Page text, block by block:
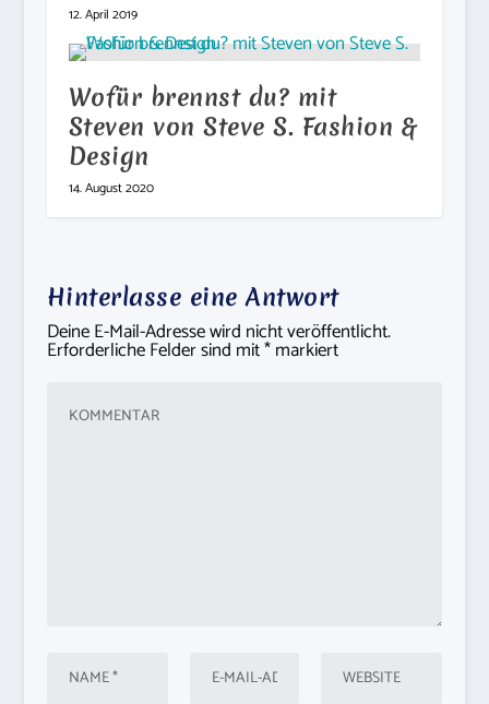
12. April 2019
Wofür brennst du? mit
Steven von Steve S. Fashion &
Design
14. August 2020
Hinterlasse eine Antwort
Deine E-Mail-Adresse wird nicht veröffentlicht.
Erforderliche Felder sind mit*markiert